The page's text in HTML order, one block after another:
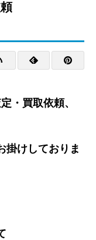
・買取依頼、
掛けしておりま